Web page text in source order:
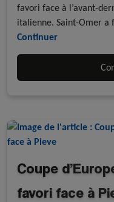
favori face à l’avant-
italienne. Saint-Omer
Continuer
Coupe
favori face à